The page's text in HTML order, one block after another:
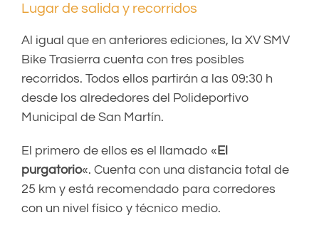
Lugar de salida y recorridos
Al igual que en anteriores ediciones, la XV SMV
Bike Trasierra cuenta con tres posibles
recorridos. Todos ellos partirán a las 09:30 h
desde los alrededores del Polideportivo
Municipal de San Martín.
El primero de ellos es el llamado «El
purgatorio«. Cuenta con una distancia total de
25 km y está recomendado para corredores
con un nivel físico y técnico medio.